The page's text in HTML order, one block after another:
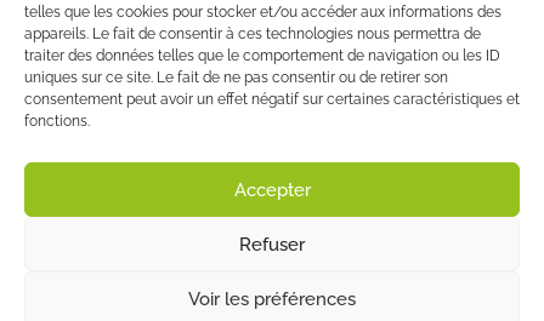
telles que les cookies pour stocker et/ou accéder aux informations des
appareils. Le fait de consentir à ces technologies nous permettra de
traiter des données telles que le comportement de navigation ou les ID
uniques sur ce site. Le fait de ne pas consentir ou de retirer son
consentement peut avoir un effet négatif sur certaines caractéristiques et
fonctions.
Accepter
Refuser
Voir les préférences
MENTIONS LÉGALES
CRÉATION DU SITE WEB PAR